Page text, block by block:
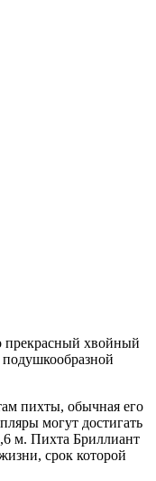
прекрасный хвойный
пихты, обычная его
могут достигать
м. Пихта Бриллиант
срок которой